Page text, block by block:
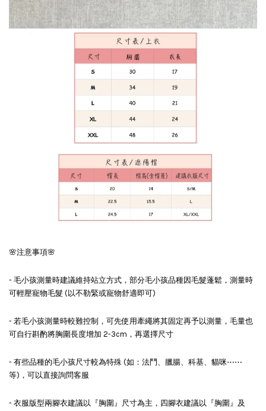
🌸注意事項🌸
- 毛小孩測量時建議維持站立方式，部分毛小孩品種因毛髮蓬鬆，測量時
可輕壓寵物毛髮 (以不勒緊或寵物舒適即可)
- 若毛小孩測量時較難控制，可先使用牽繩將其固定再予以測量，毛量也
可自行斟酌將胸圍長度增加 2-3cm，再選擇尺寸
- 有些品種的毛小孩尺寸較為特殊 (如：法鬥、臘腸、科基、貓咪⋯⋯
等)，可以直接詢問客服
- 衣服版型兩腳衣建議以『胸圍』尺寸為主，四腳衣建議以『胸圍』及